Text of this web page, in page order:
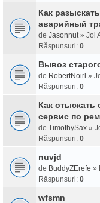
Как
аварийный
de Jasonnut» Joi
Răspunsuri: 0
Вывоз
de RobertNoirl »
Răspunsuri: 0
Как отыскать
сервис по
de TimothySax »
Răspunsuri: 0
nuvjd
de BuddyZErefe »
Răspunsuri: 0
wfsmn